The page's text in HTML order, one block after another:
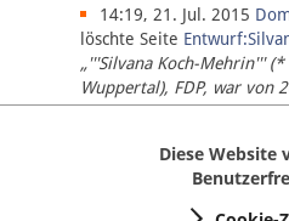
14:19, 21. Jul. 2015
löschte Seite
„'''Silvana Koch-Mehrin'''
Wuppertal), FDP, war von
Europäischen
Diese Website